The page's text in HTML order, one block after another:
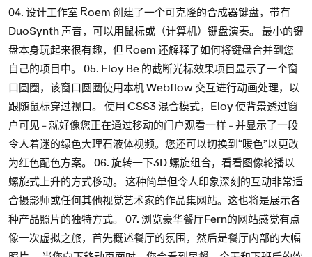
04. 设计工作室 Roem 创建了一个可克隆的合成器键盘，带有
DuoSynth 声音，可以用鼠标或（计算机）键盘演奏。 最小的键
盘本身玩起来很有趣，但 Roem 还解释了如何将键盘合并到您
自己的项目中。 05. Eloy Be 的截断光标效果项目显示了一个窗
口圆圈，该窗口圆圈使用本机 Webflow 交互进行动画处理，以
跟随鼠标穿过视口。 使用 CSS3 混合模式，Eloy 使背景透过窗
户可见 - 就好像您正在通过移动的门户观看一样 - 并显示了一段
令人着迷的绿色大理石液体视频。您还可以切换到“暖色”以更改
为红色配色方案。 06. 旋转一下3D 螺旋组合，看看图像轮播以
螺旋式上升的方式移动。 这种简单但令人印象深刻的互动非常适
合摄影师或任何其他视觉艺术家的作品集网站。这也将是展示各
种产品照片的独特方式。 07. 浏览豪华餐厅Fern的网站感觉有点
像一次虚拟之旅，首先概述餐厅的氛围，然后是餐厅内部的大幅